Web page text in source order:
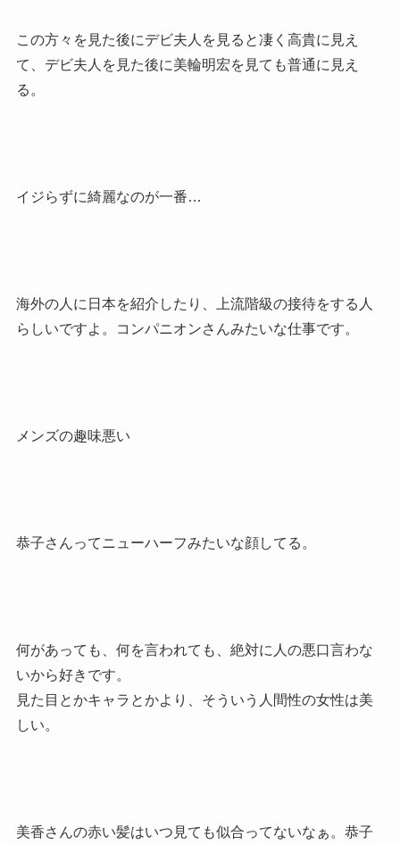
この方々を見た後にデビ夫人を見ると凄く高貴に見え
て、デビ夫人を見た後に美輪明宏を見ても普通に見え
る。
イジらずに綺麗なのが一番…
海外の人に日本を紹介したり、上流階級の接待をする人
らしいですよ。コンパニオンさんみたいな仕事です。
メンズの趣味悪い
恭子さんってニューハーフみたいな顔してる。
何があっても、何を言われても、絶対に人の悪口言わな
いから好きです。
見た目とかキャラとかより、そういう人間性の女性は美
しい。
美香さんの赤い髪はいつ見ても似合ってないなぁ。恭子